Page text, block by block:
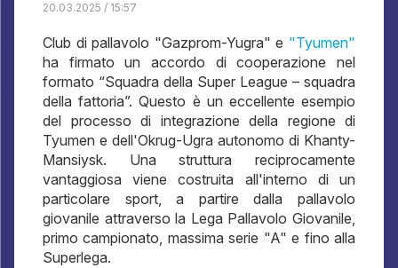
20.03.2025 / 15:57
Club di pallavolo "Gazprom-Yugra" e "Tyumen"
ha firmato un accordo di cooperazione nel
formato “Squadra della Super League – squadra
della fattoria”. Questo è un eccellente esempio
del processo di integrazione della regione di
Tyumen e dell'Okrug-Ugra autonomo di Khanty-
Mansiysk. Una struttura reciprocamente
vantaggiosa viene costruita all'interno di un
particolare sport, a partire dalla pallavolo
giovanile attraverso la Lega Pallavolo Giovanile,
primo campionato, massima serie "A" e fino alla
Superlega.